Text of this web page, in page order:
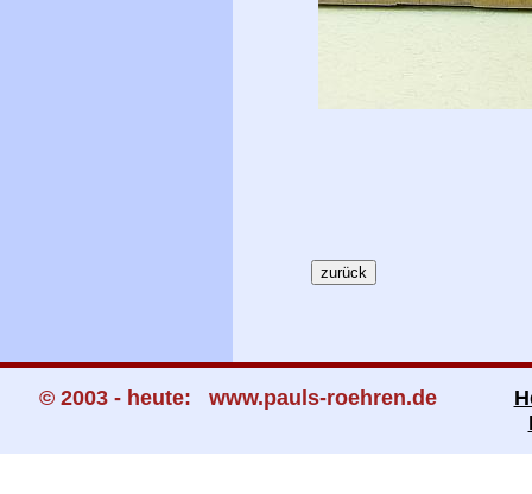
© 2003 - heute: www.pauls-roehren.de